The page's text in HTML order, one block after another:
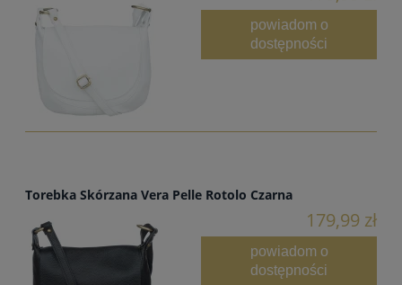
powiadom o
dostępności
Torebka Skórzana Vera Pelle Rotolo Czarna
179,99 zł
powiadom o
dostępności